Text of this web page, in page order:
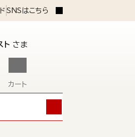
SNSはこちら
ト さま
カート